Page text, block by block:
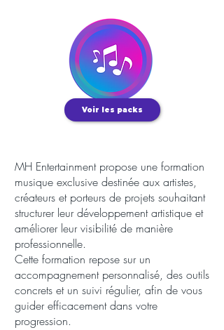
Voir les packs
MH Entertainment propose une formation
musique exclusive destinée aux artistes,
créateurs et porteurs de projets souhaitant
structurer leur développement artistique et
améliorer leur visibilité de manière
professionnelle.
Cette formation repose sur un
accompagnement personnalisé, des outils
concrets et un suivi régulier, afin de vous
guider efficacement dans votre
progression.